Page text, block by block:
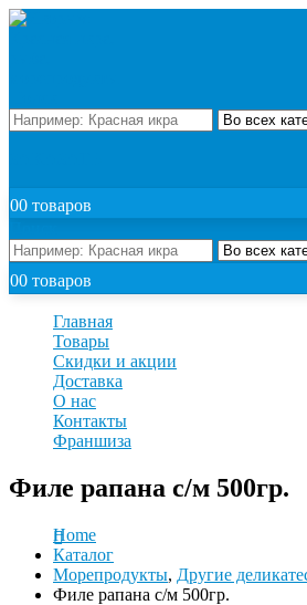
00 товаров
00 товаров
Главная
Товары
Скидки и акции
Доставка
О нас
Контакты
Франшиза
Филе рапана с/м 500гр.
Home
Каталог
Морепродукты, Другие
Филе рапана с/м 500гр.